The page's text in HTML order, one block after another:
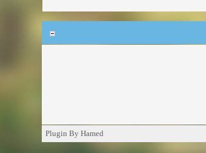
Plugin By Hamed